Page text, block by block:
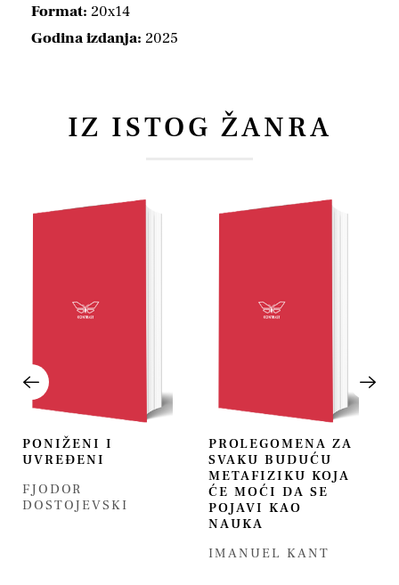
Format: 20x14
Godina izdanja: 2025
IZ ISTOG ŽANRA
PONIŽENI I
UVREĐENI
FJODOR
DOSTOJEVSKI
PROLEGOMENA ZA
SVAKU BUDUĆU
METAFIZIKU KOJA
ĆE MOĆI DA SE
POJAVI KAO
NAUKA
IMANUEL KANT